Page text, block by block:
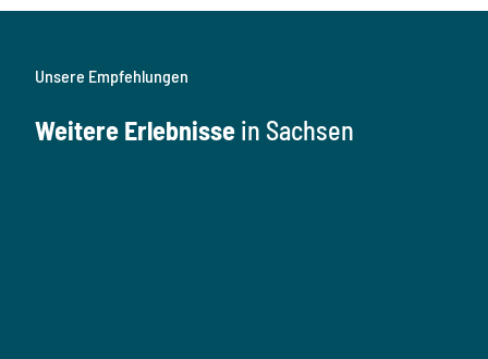
Unsere Empfehlungen
Weitere Erlebnisse in Sachsen